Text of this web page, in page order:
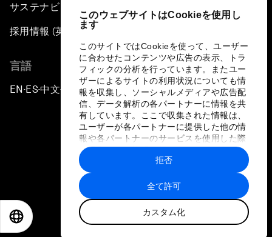
このウェブサイトはCookieを使用し
ます
このサイトではCookieを使って、ユーザー
に合わせたコンテンツや広告の表示、トラ
フィックの分析を行っています。またユー
ザーによるサイトの利用状況についても情
報を収集し、ソーシャルメディアや広告配
信、データ解析の各パートナーに情報を共
有しています。ここで収集された情報は、
ユーザーが各パートナーに提供した他の情
報や各パートナーのサービスを使用した際
に収集された情報と組み合わされ、各パー
トナーによって使用されることがありま
す。
全て許可
カスタム化
拒否
サステナビリティへの取り組み
採用情報 (英語のみ)
言語
EN ▪ES▪中文▪ 日本語
プライバシーポリシーと利用規約
サイトマップ
©
世界経済フォーラム